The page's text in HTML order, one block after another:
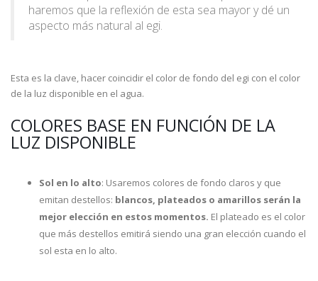
haremos que la reflexión de esta sea mayor y dé un
aspecto más natural al egi.
Esta es la clave, hacer coincidir el color de fondo del egi con el color
de la luz disponible en el agua.
COLORES BASE EN FUNCIÓN DE LA
LUZ DISPONIBLE
Sol en lo alto: Usaremos colores de fondo claros y que
emitan destellos: blancos, plateados o amarillos serán la
mejor elección en estos momentos. El plateado es el color
que más destellos emitirá siendo una gran elección cuando el
sol esta en lo alto.